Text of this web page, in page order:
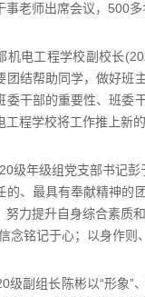
事老师出席会议，500
机电工程学校副校长
团结帮助同学，做好班
委干部的重要性、班委
工程学校将工作推上新的
级年级组党支部书记
的、最具有奉献精神的
努力提升自身综合素质
念铭记于心；以身作则
级副组长陈彬以“形象”